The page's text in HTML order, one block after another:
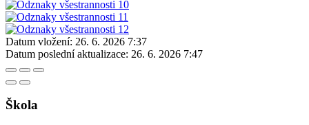
Datum vložení: 26. 6. 2026 7:37
Datum poslední aktualizace: 26. 6. 2026 7:47
Škola